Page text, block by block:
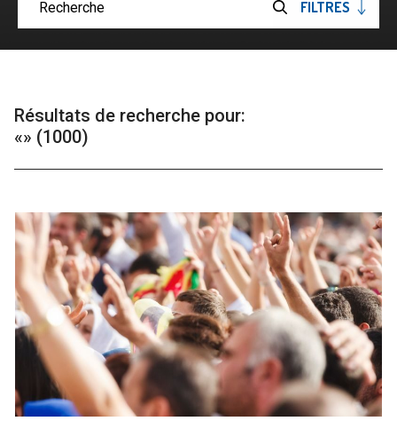
recherche
OUVRIRE
LES
FILTRES
Résultats de recherche pour:
«» (1000)